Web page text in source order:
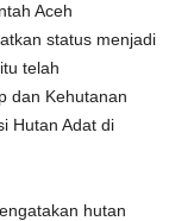
Aceh
status menjadi
telah
dan Kehutanan
Hutan Adat di
hutan